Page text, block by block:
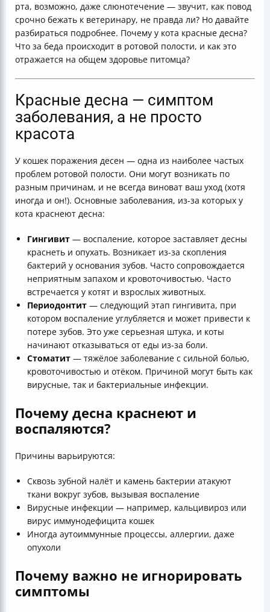
рта, возможно, даже слюнотечение — звучит, как повод
срочно бежать к ветеринару, не правда ли? Но давайте
разбираться подробнее. Почему у кота красные десна?
Что за беда происходит в ротовой полости, и как это
отражается на общем здоровье питомца?
Красные десна — симптом
заболевания, а не просто
красота
У кошек поражения десен — одна из наиболее частых
проблем ротовой полости. Они могут возникать по
разным причинам, и не всегда виноват ваш уход (хотя
иногда и он!). Основные заболевания, из-за которых у
кота краснеют десна:
Гингивит — воспаление, которое заставляет десны
краснеть и опухать. Возникает из-за скопления
бактерий у основания зубов. Часто сопровождается
неприятным запахом и кровоточивостью. Часто
встречается у котят и взрослых животных.
Периодонтит — следующий этап гингивита, при
котором воспаление углубляется и может привести к
потере зубов. Это уже серьезная штука, и коты
начинают отказываться от еды из-за боли.
Стоматит — тяжёлое заболевание с сильной болью,
кровоточивостью и отёком. Причиной могут быть как
вирусные, так и бактериальные инфекции.
Почему десна краснеют и
воспаляются?
Причины варьируются:
Сквозь зубной налёт и камень бактерии атакуют
ткани вокруг зубов, вызывая воспаление
Вирусные инфекции — например, кальцивироз или
вирус иммунодефицита кошек
Иногда аутоиммунные процессы, аллергии, даже
опухоли
Почему важно не игнорировать
симптомы